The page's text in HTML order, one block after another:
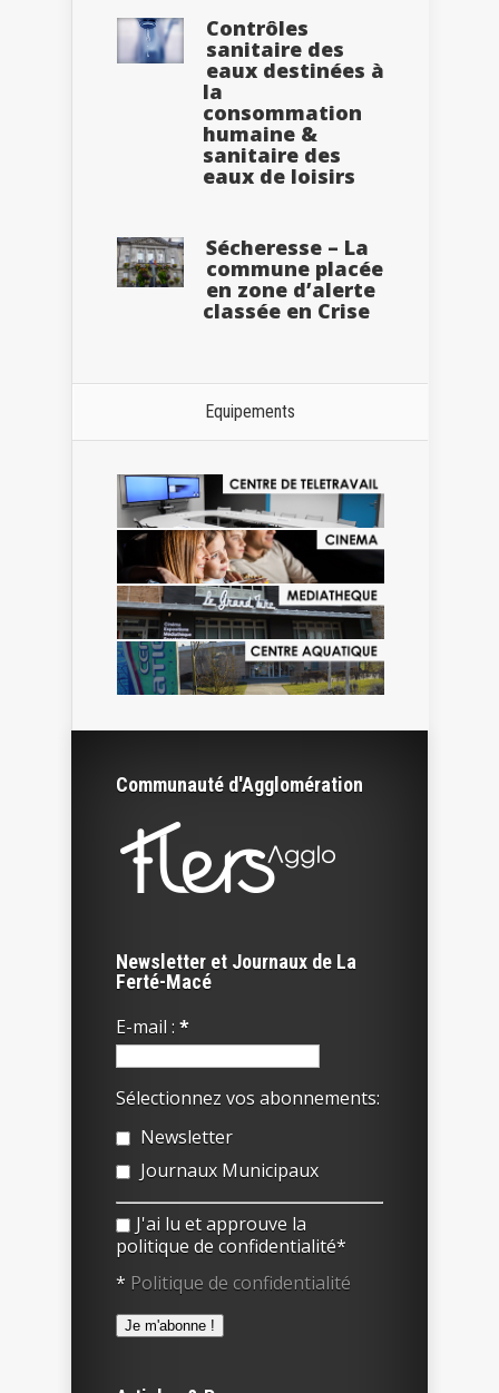
Contrôles
sanitaire des
eaux destinées à
la
consommation
humaine &
sanitaire des
eaux de loisirs
Sécheresse – La
commune placée
en zone d’alerte
classée en Crise
Equipements
Communauté d'Agglomération
Newsletter et Journaux de La
Ferté-Macé
E-mail : *
Sélectionnez vos abonnements:
Newsletter
Journaux Municipaux
J'ai lu et approuve la
politique de confidentialité*
* Politique de confidentialité